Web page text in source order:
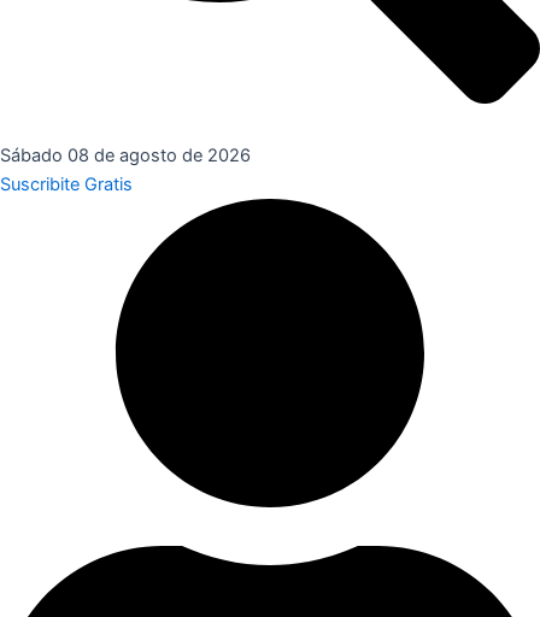
Sábado 08 de agosto de 2026
Suscribite Gratis